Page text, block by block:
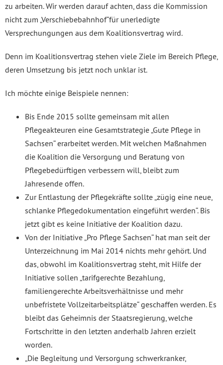
zu arbeiten. Wir werden darauf achten, dass die Kommission
nicht zum „Verschiebebahnhof“für unerledigte
Versprechungungen aus dem Koalitionsvertrag wird.
Denn im Koalitionsvertrag stehen viele Ziele im Bereich Pflege,
deren Umsetzung bis jetzt noch unklar ist.
Ich möchte einige Beispiele nennen:
Bis Ende 2015 sollte gemeinsam mit allen
Pflegeakteuren eine Gesamtstrategie „Gute Pflege in
Sachsen“ erarbeitet werden. Mit welchen Maßnahmen
die Koalition die Versorgung und Beratung von
Pflegebedürftigen verbessern will, bleibt zum
Jahresende offen.
Zur Entlastung der Pflegekräfte sollte „zügig eine neue,
schlanke Pflegedokumentation eingeführt werden“. Bis
jetzt gibt es keine Initiative der Koalition dazu.
Von der Initiative „Pro Pflege Sachsen“ hat man seit der
Unterzeichnung im Mai 2014 nichts mehr gehört. Und
das, obwohl im Koalitionsvertrag steht, mit Hilfe der
Initiative sollen „tarifgerechte Bezahlung,
familiengerechte Arbeitsverhältnisse und mehr
unbefristete Vollzeitarbeitsplätze“ geschaffen werden. Es
bleibt das Geheimnis der Staatsregierung, welche
Fortschritte in den letzten anderhalb Jahren erzielt
worden.
„Die Begleitung und Versorgung schwerkranker,